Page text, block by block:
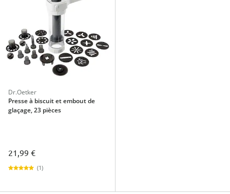
Dr.Oetker
Presse à biscuit et embout de
glaçage, 23 pièces
21,99 €
(1)